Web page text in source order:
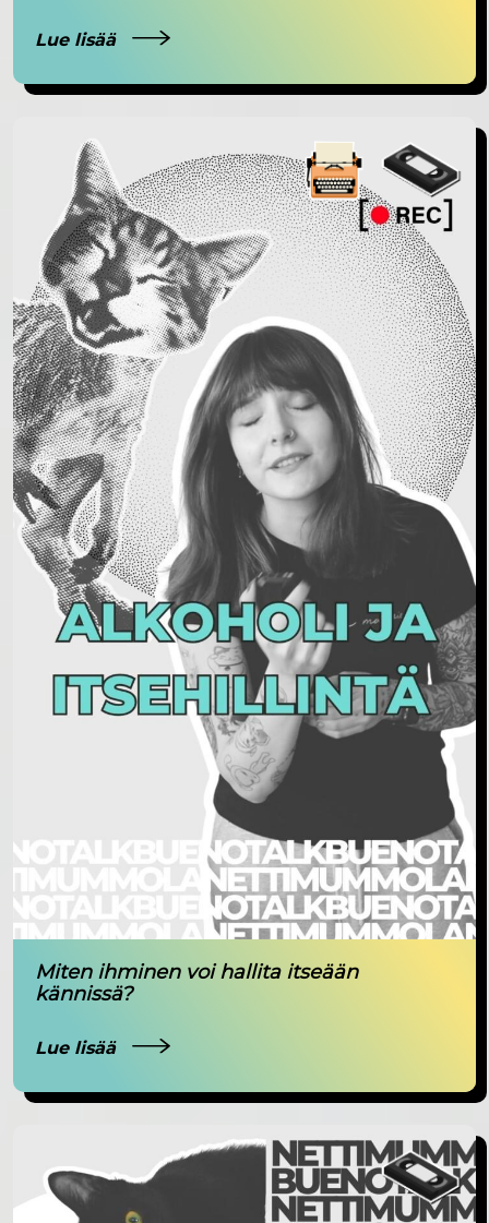
Lue lisää
Miten ihminen voi hallita itseään
kännissä?
Lue lisää